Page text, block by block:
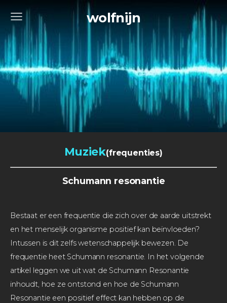
wolfnijn
Muziek(frequenties)
Schumann resonantie
Bestaat er een frequentie die zich over de aarde uitstrekt
en het menselijk organisme positief kan beïnvloeden?
Intussen is dit zelfs wetenschappelijk bewezen. De
frequentie heet Schumann resonantie. In het volgende
artikel leggen we uit wat de Schumann Resonantie
inhoudt, hoe ze ontstond en hoe de Schumann
Resonantie een positief effect kan hebben op de